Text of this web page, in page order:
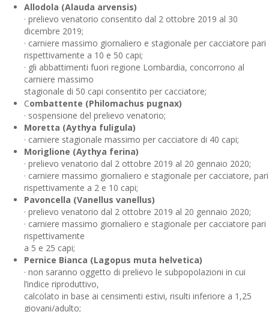
Allodola (Alauda arvensis)
· prelievo venatorio consentito dal 2 ottobre 2019 al 30
dicembre 2019;
· carniere massimo giornaliero e stagionale per cacciatore pari
rispettivamente a 10 e 50 capi;
· gli abbattimenti fuori regione Lombardia, concorrono al
carniere massimo
stagionale di 50 capi consentito per cacciatore;
Combattente (Philomachus pugnax)
· sospensione del prelievo venatorio;
Moretta (Aythya fuligula)
· carniere stagionale massimo per cacciatore di 40 capi;
Moriglione (Aythya ferina)
· prelievo venatorio dal 2 ottobre 2019 al 20 gennaio 2020;
· carniere massimo giornaliero e stagionale per cacciatore, pari
rispettivamente a 2 e 10 capi;
Pavoncella (Vanellus vanellus)
· prelievo venatorio dal 2 ottobre 2019 al 20 gennaio 2020;
· carniere massimo giornaliero e stagionale per cacciatore pari
rispettivamente
a 5 e 25 capi;
Pernice Bianca (Lagopus muta helvetica)
· non saranno oggetto di prelievo le subpopolazioni in cui
l’indice riproduttivo,
calcolato in base ai censimenti estivi, risulti inferiore a 1,25
giovani/adulto;